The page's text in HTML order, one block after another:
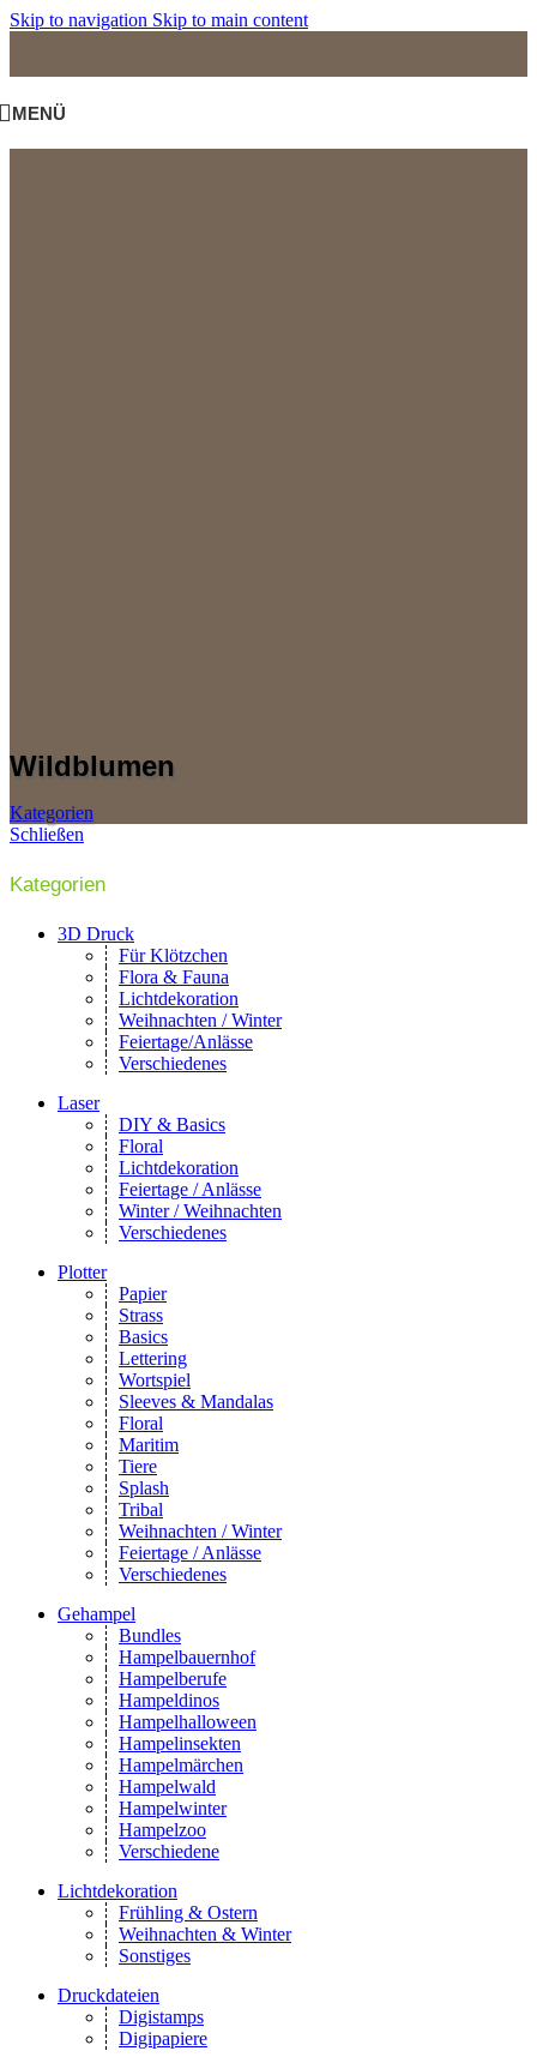
Skip to navigation Skip to main content
MENÜ
Wildblumen
Kategorien
Schließen
Kategorien
3D Druck
Für Klötzchen
Flora & Fauna
Lichtdekoration
Weihnachten / Winter
Feiertage/Anlässe
Verschiedenes
Laser
DIY & Basics
Floral
Lichtdekoration
Feiertage / Anlässe
Winter / Weihnachten
Verschiedenes
Plotter
Papier
Strass
Basics
Lettering
Wortspiel
Sleeves & Mandalas
Floral
Maritim
Tiere
Splash
Tribal
Weihnachten / Winter
Feiertage / Anlässe
Verschiedenes
Gehampel
Bundles
Hampelbauernhof
Hampelberufe
Hampeldinos
Hampelhalloween
Hampelinsekten
Hampelmärchen
Hampelwald
Hampelwinter
Hampelzoo
Verschiedene
Lichtdekoration
Frühling & Ostern
Weihnachten & Winter
Sonstiges
Druckdateien
Digistamps
Digipapiere